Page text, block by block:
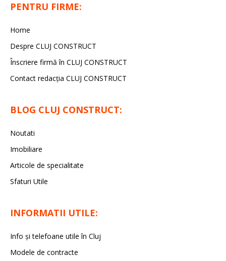
PENTRU FIRME:
Home
Despre CLUJ CONSTRUCT
Înscriere firmă în CLUJ CONSTRUCT
Contact redacția CLUJ CONSTRUCT
BLOG CLUJ CONSTRUCT:
Noutati
Imobiliare
Articole de specialitate
Sfaturi Utile
INFORMATII UTILE:
Info și telefoane utile în Cluj
Modele de contracte